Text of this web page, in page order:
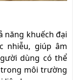
năng khuếch đại
nhiễu, giúp âm
dùng có thể
môi trường